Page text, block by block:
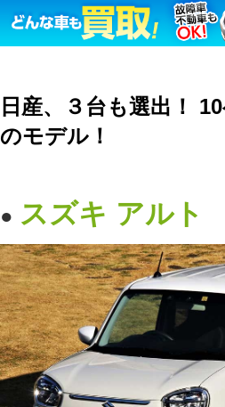
日産、３台も選出！
のモデル！
● スズキ アルト